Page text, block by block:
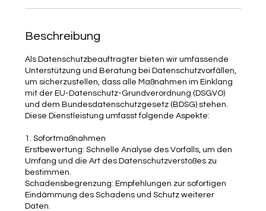
Beschreibung
Als Datenschutzbeauftragter bieten wir umfassende
Unterstützung und Beratung bei Datenschutzvorfällen,
um sicherzustellen, dass alle Maßnahmen im Einklang
mit der EU-Datenschutz-Grundverordnung (DSGVO)
und dem Bundesdatenschutzgesetz (BDSG) stehen.
Diese Dienstleistung umfasst folgende Aspekte:
1. Sofortmaßnahmen
Erstbewertung: Schnelle Analyse des Vorfalls, um den
Umfang und die Art des Datenschutzverstoßes zu
bestimmen.
Schadensbegrenzung: Empfehlungen zur sofortigen
Eindämmung des Schadens und Schutz weiterer
Daten.